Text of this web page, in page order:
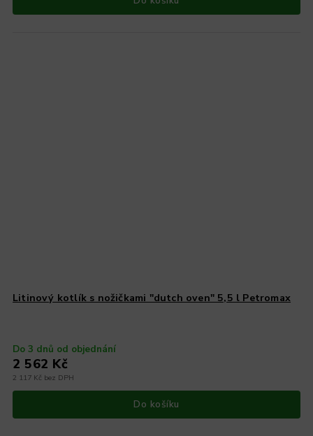
Litinový kotlík s nožičkami "dutch oven" 5,5 l Petromax
Do 3 dnů od objednání
2 117 Kč bez DPH
2 562 Kč
Do košíku